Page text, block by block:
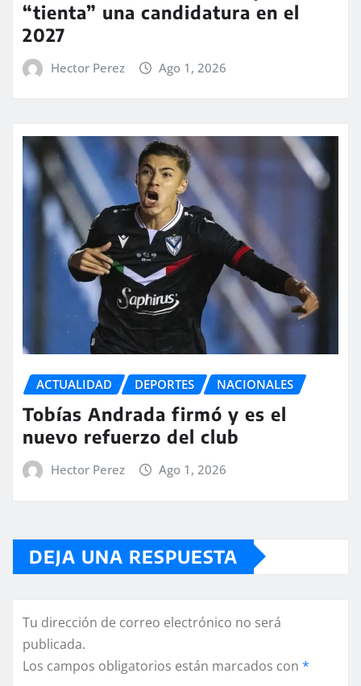
“tienta” una candidatura en el
2027
Hector Perez Ago 1, 2026
ACTUALIDAD DEPORTES NACIONALES
Tobías Andrada firmó y es el
nuevo refuerzo del club
Hector Perez Ago 1, 2026
DEJA UNA RESPUESTA
Tu dirección de correo electrónico no será
publicada.
Los campos obligatorios están marcados con *